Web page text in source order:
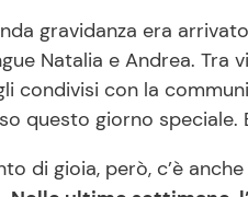
gravidanza era
Natalia e Andrea. Tra
condivisi con la
questo giorno speciale.
di gioia, però, c’è